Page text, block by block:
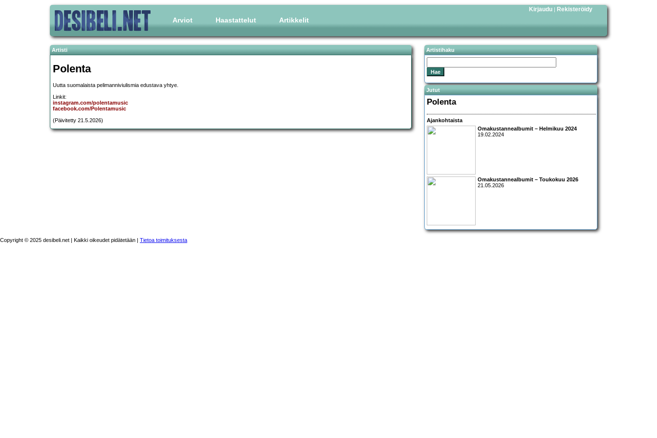
Arviot Haastattelut Artikkelit
Kirjaudu | Rekisteröidy
Artisti
Polenta
Uutta suomalaista pelimanniviulismia edustava yhtye.
Linkit:
instagram.com/polentamusic
facebook.com/Polentamusic
(Päivitetty 21.5.2026)
Artistihaku
Jutut
Polenta
Ajankohtaista
Omakustannealbumit – Helmikuu 2024
19.02.2024
Omakustannealbumit – Toukokuu 2026
21.05.2026
Copyright © 2025 desibeli.net | Kaikki oikeudet pidätetään | Tietoa toimituksesta